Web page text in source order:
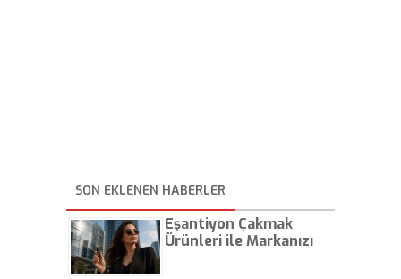
SON EKLENEN HABERLER
Eşantiyon Çakmak
Ürünleri ile Markanızı